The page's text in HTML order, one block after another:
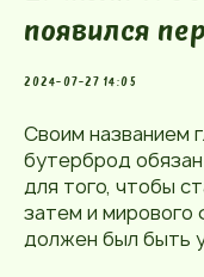
появился
2024-07-27 14:05
Своим названием
бутерброд
для того, чтобы
затем и
должен был быть